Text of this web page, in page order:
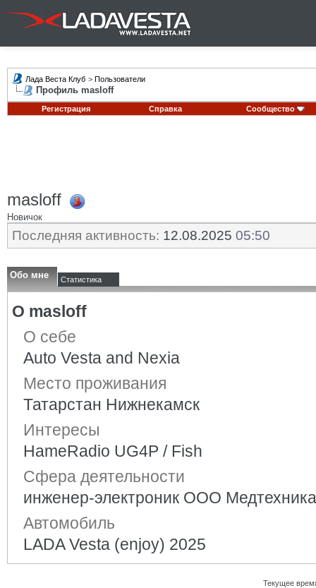
Лада Веста Клуб > Пользователи
Профиль masloff
Регистрация Справка Сообщество
masloff
Новичок
Последняя активность: 12.08.2025 05:50
Обо мне Статистика
О masloff
О себе
Auto Vesta and Nexia
Место проживания
Татарстан Нижнекамск
Интересы
HameRadio UG4P / Fish
Сфера деятельности
инженер-электроник ООО Медтехника
Автомобиль
LADA Vesta (enjoy) 2025
Текущее